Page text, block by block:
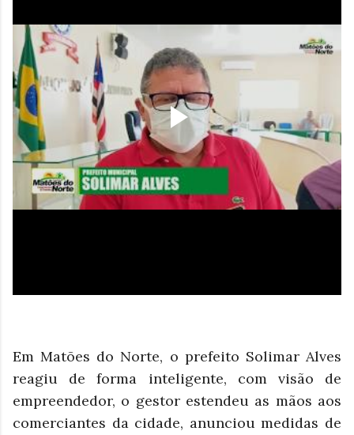
Em Matões do Norte, o prefeito Solimar Alves
reagiu de forma inteligente, com visão de
empreendedor, o gestor estendeu as mãos aos
comerciantes da cidade, anunciou medidas de